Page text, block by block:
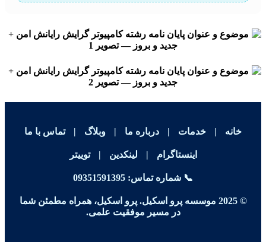
خانه | خدمات | درباره ما | وبلاگ | تماس با ما
اینستاگرام | لینکدین | توییتر
📞 شماره تماس: 09351591395
© 2025 موسسه پرو اسکیل. پرو اسکیل، همراه مطمئن شما
در مسیر موفقیت علمی.